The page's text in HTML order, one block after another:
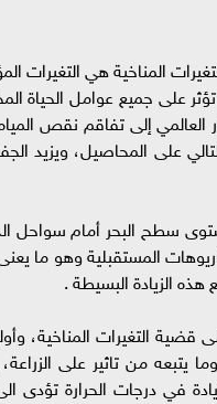
المناخية هي التغيرات
على جميع عوامل الحياة
العالمي إلى تفاقم نقص
على المحاصيل، ويزيد
سطح البحر أمام سواحل
وذلك خلال اسوأ السيناريوهات
الزيادة البسيطة .
قضية التغيرات المناخية،
يتبعه من تاثير على
في درجات الحرارة